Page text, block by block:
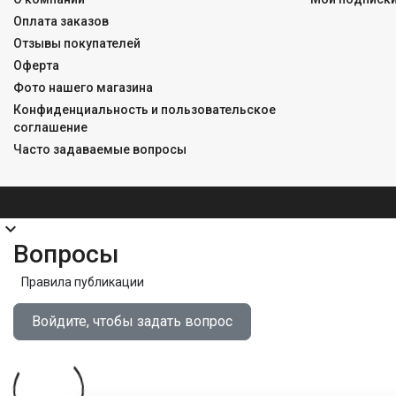
Оплата заказов
Отзывы покупателей
Оферта
Фото нашего магазина
Конфиденциальность и пользовательское
соглашение
Часто задаваемые вопросы
expand_more
Вопросы
Правила публикации
Войдите, чтобы задать вопрос